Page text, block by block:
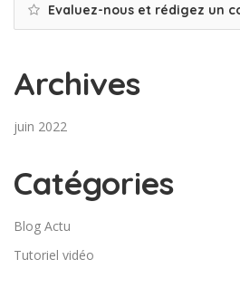
Evaluez-nous et rédigez un
Archives
juin 2022
Catégories
Blog Actu
Tutoriel vidéo